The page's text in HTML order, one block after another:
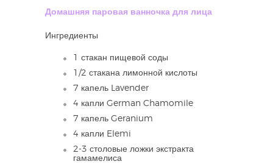
Домашняя паровая ванночка для лица
Ингредиенты
1 стакан пищевой соды
1/2 стакана лимонной кислоты
7 капель Lavender
4 капли German Chamomile
7 капель Geranium
4 капли Elemi
2-3 столовые ложки экстракта
гамамелиса